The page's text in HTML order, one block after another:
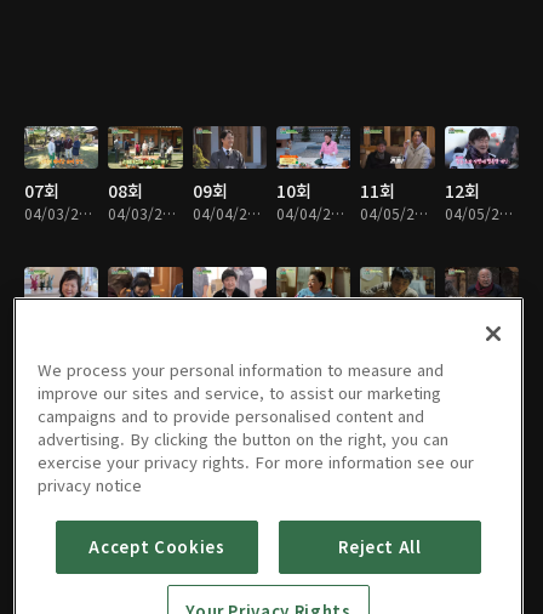
07회
04/03/2025 • 1시간 6분
08회
04/03/2025 • 1시간 9분
09회
04/04/2025 • 1시간 7분
10회
04/04/2025 • 1시간 4분
11회
04/05/2025 • 1시간
12회
04/05/2025 • 1시간 5분
19회
04/09/2025 • 1시간 7분
20회 21회 22회 23회 24회
We process your personal information to measure and
improve our sites and service, to assist our marketing
campaigns and to provide personalised content and
advertising. By clicking the button on the right, you can
exercise your privacy rights. For more information see our
privacy notice
Accept Cookies Reject All